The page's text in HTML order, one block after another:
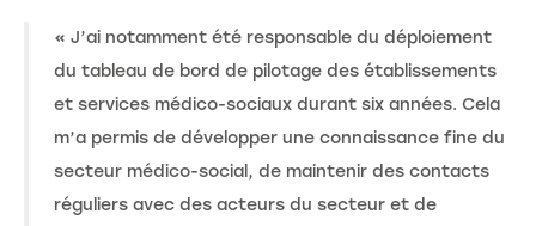
« J’ai notamment été responsable du déploiement
du tableau de bord de pilotage des établissements
et services médico-sociaux durant six années. Cela
m’a permis de développer une connaissance fine du
secteur médico-social, de maintenir des contacts
réguliers avec des acteurs du secteur et de